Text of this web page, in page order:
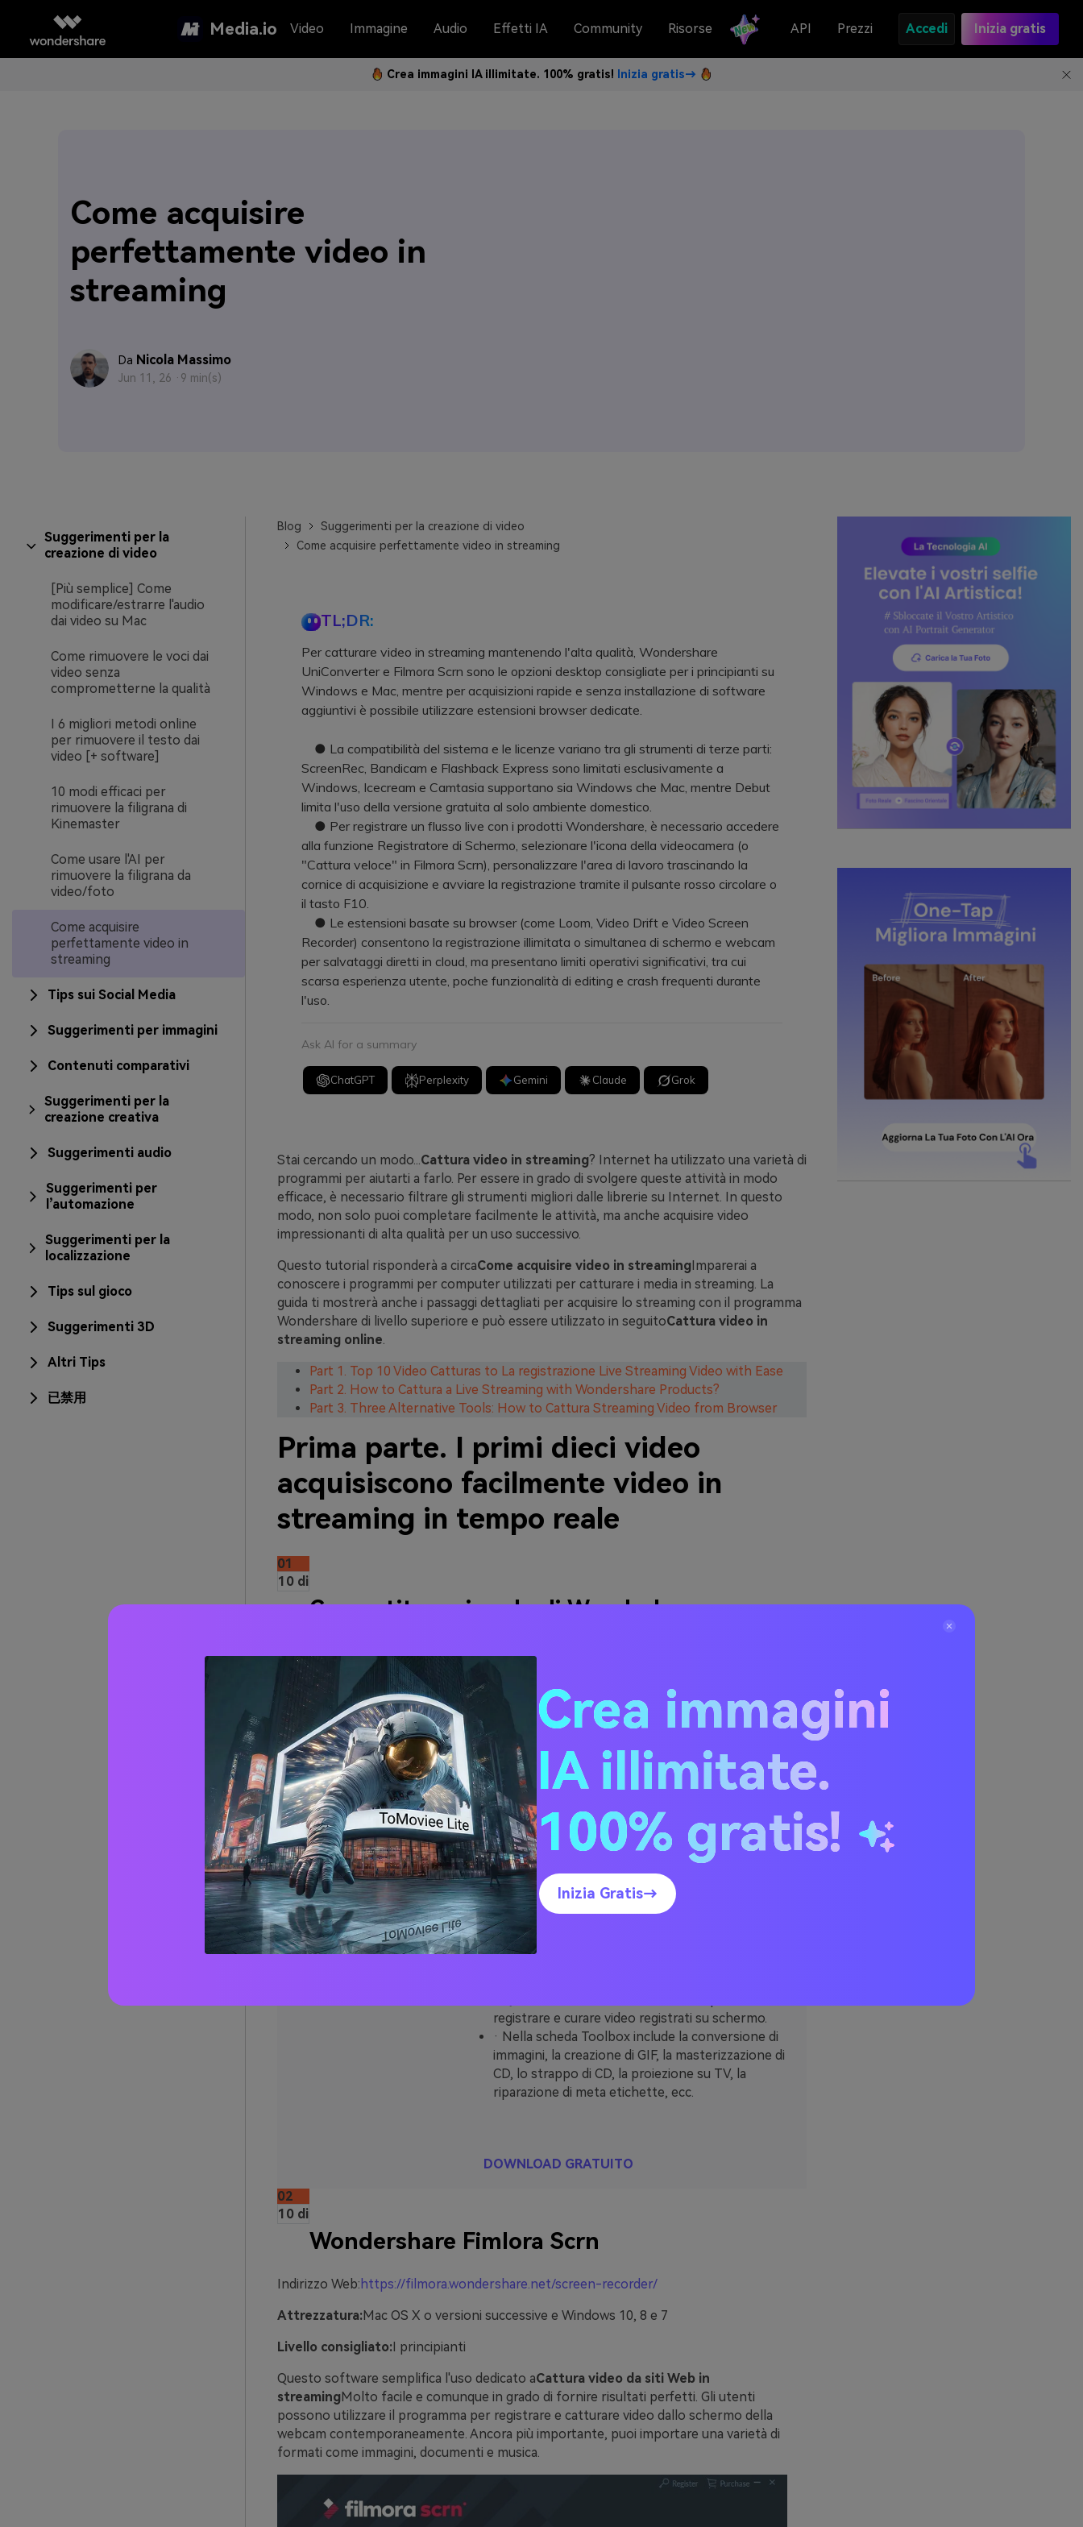
Media.io Video Immagine Audio Effetti IA Community Risorse API Prezzi Accedi Inizia gratis
Crea immagini IA illimitate. 100% gratis! Inizia gratis→
Come acquisire
perfettamente video in
streaming
Da Nicola Massimo
Jun 11, 26 · 9 min(s)
Suggerimenti per la
creazione di video
[Più semplice] Come
modificare/estrarre l'audio
dai video su Mac
Come rimuovere le voci dai
video senza
comprometterne la qualità
I 6 migliori metodi online
per rimuovere il testo dai
video [+ software]
10 modi efficaci per
rimuovere la filigrana di
Kinemaster
Come usare l'AI per
rimuovere la filigrana da
video/foto
Come acquisire
perfettamente video in
streaming
Tips sui Social Media
Suggerimenti per immagini
Contenuti comparativi
Suggerimenti per la
creazione creativa
Suggerimenti audio
Suggerimenti per
l’automazione
Suggerimenti per la
localizzazione
Tips sul gioco
Suggerimenti 3D
Altri Tips
已禁用
Blog
Suggerimenti per la creazione di video
Come acquisire perfettamente video in streaming
TL;DR:
Per catturare video in streaming mantenendo l'alta qualità, Wondershare
UniConverter e Filmora Scrn sono le opzioni desktop consigliate per i principianti su
Windows e Mac, mentre per acquisizioni rapide e senza installazione di software
aggiuntivi è possibile utilizzare estensioni browser dedicate.
● La compatibilità del sistema e le licenze variano tra gli strumenti di terze parti:
ScreenRec, Bandicam e Flashback Express sono limitati esclusivamente a
Windows, Icecream e Camtasia supportano sia Windows che Mac, mentre Debut
limita l'uso della versione gratuita al solo ambiente domestico.
● Per registrare un flusso live con i prodotti Wondershare, è necessario accedere
alla funzione Registratore di Schermo, selezionare l'icona della videocamera (o
"Cattura veloce" in Filmora Scrn), personalizzare l'area di lavoro trascinando la
cornice di acquisizione e avviare la registrazione tramite il pulsante rosso circolare o
il tasto F10.
● Le estensioni basate su browser (come Loom, Video Drift e Video Screen
Recorder) consentono la registrazione illimitata o simultanea di schermo e webcam
per salvataggi diretti in cloud, ma presentano limiti operativi significativi, tra cui
scarsa esperienza utente, poche funzionalità di editing e crash frequenti durante
l'uso.
Ask AI for a summary
ChatGPT Perplexity Gemini Claude Grok
Stai cercando un modo...Cattura video in streaming? Internet ha utilizzato una varietà di
programmi per aiutarti a farlo. Per essere in grado di svolgere queste attività in modo
efficace, è necessario filtrare gli strumenti migliori dalle librerie su Internet. In questo
modo, non solo puoi completare facilmente le attività, ma anche acquisire video
impressionanti di alta qualità per un uso successivo.
Questo tutorial risponderà a circaCome acquisire video in streamingImparerai a
conoscere i programmi per computer utilizzati per catturare i media in streaming. La
guida ti mostrerà anche i passaggi dettagliati per acquisire lo streaming con il programma
Wondershare di livello superiore e può essere utilizzato in seguitoCattura video in
streaming online.
Part 1. Top 10 Video Catturas to La registrazione Live Streaming Video with Ease
Part 2. How to Cattura a Live Streaming with Wondershare Products?
Part 3. Three Alternative Tools: How to Cattura Streaming Video from Browser
Prima parte. I primi dieci video
acquisiscono facilmente video in
streaming in tempo reale
01
10 di
Convertitore singolo di Wonderhare
Attrezzatura: Windows e Mac
Livello consigliato:I principianti
Wondershare UniConverter è amato e raccomandato da milioni di esperti e utenti
principianti in tutto il mondo. Infatti, questo strumento è in grado di acquisire video da siti
Web in streaming in semplici passaggi ed è comunque in grado di fornire risultati di alta
qualità, il che lo rende il software più raccomandato.
Wondershare UniConverter
· Wondershare UniConverter è il software più facile
da usare perché ha un'interfaccia applicativa
semplice e intuitiva.
· Più di 1000 formati possono essere convertiti in
UniConverter.
· La velocità è aumentata di 30 volte, ma la qualità
registrare e curare video registrati su schermo.
· Nella scheda Toolbox include la conversione di
immagini, la creazione di GIF, la masterizzazione di
CD, lo strappo di CD, la proiezione su TV, la
riparazione di meta etichette, ecc.
DOWNLOAD GRATUITO
02
10 di
Wondershare Fimlora Scrn
Indirizzo Web: https://filmora.wondershare.net/screen-recorder/
Attrezzatura:Mac OS X o versioni successive e Windows 10, 8 e 7
Livello consigliato:I principianti
Questo software semplifica l'uso dedicato aCattura video da siti Web in
streamingMolto facile e comunque in grado di fornire risultati perfetti. Gli utenti
possono utilizzare il programma per registrare e catturare video dallo schermo della
webcam contemporaneamente. Ancora più importante, puoi importare una varietà di
formati come immagini, documenti e musica.
Crea immagini
IA illimitate.
100% gratis!
Inizia Gratis→